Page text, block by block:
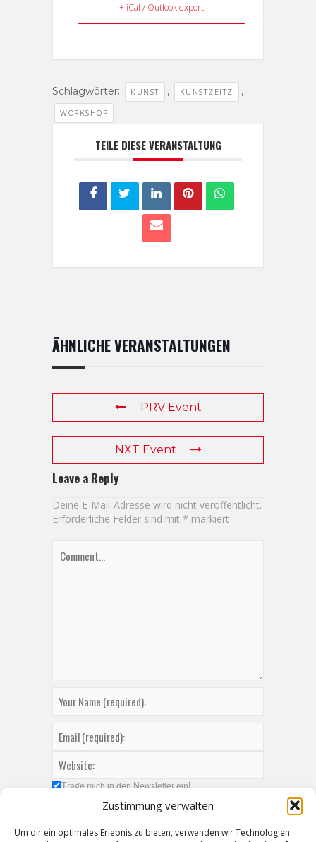
Zustimmung verwalten
Um dir ein optimales Erlebnis zu bieten, verwenden wir Technologien
+ iCal / Outlook export
Schlagwörter: KUNST , KUNSTZEITZ ,
WORKSHOP
TEILE DIESE VERANSTALTUNG
ÄHNLICHE VERANSTALTUNGEN
PRV Event
NXT Event
Leave a Reply
Deine E-Mail-Adresse wird nicht veröffentlicht.
Erforderliche Felder sind mit * markiert
Trage mich in den Newsletter ein!